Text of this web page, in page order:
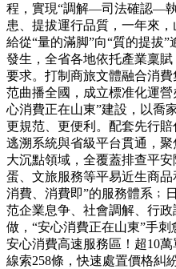
程，實現“調解—司法確認—
患、提拔運行品質，一年來
給從“量的滿脚”向“質的提拔
發生，全省各地依托產業稟
要求。打制商旅文體融合消
范曲播全國，成立標准化運
心消費正在山東”建設，以喬
更規范、更便利。配套先行
逃溯系統與省級平台貫通，
大沉點領域，全覆蓋排查平
蛋、文旅服務等平易近生商品
消費、消費即”的服務體系﹔
范企業息争、社會調解、行
做，“安心消費正在山東”手刺
安心消費高速服務區！超10
線索258條，快速處置價格糾